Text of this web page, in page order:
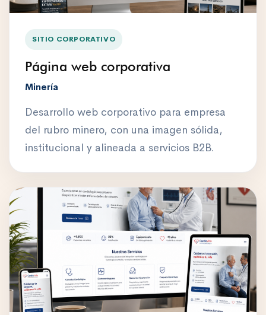
SITIO CORPORATIVO
Página web corporativa
Minería
Desarrollo web corporativo para empresa
del rubro minero, con una imagen sólida,
institucional y alineada a servicios B2B.